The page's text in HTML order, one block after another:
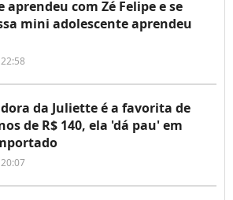
aprendeu com Zé Felipe e se
mini adolescente aprendeu
da Juliette é a favorita de
de R$ 140, ela 'dá pau' em